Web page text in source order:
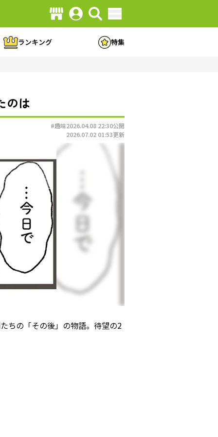
ランキング 特集
のは
#趣味2026.04.08 22:30公開
2026.07.02 01:53更新
ちの「その後」の物語。待望の2